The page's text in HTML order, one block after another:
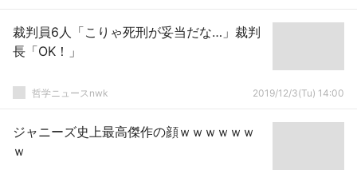
裁判員6人「こりゃ死刑が妥当だな…」裁判
長「OK！」
哲学ニュースnwk 2019/12/3(Tu) 14:00
ジャニーズ史上最高傑作の顔ｗｗｗｗｗｗ
ｗ